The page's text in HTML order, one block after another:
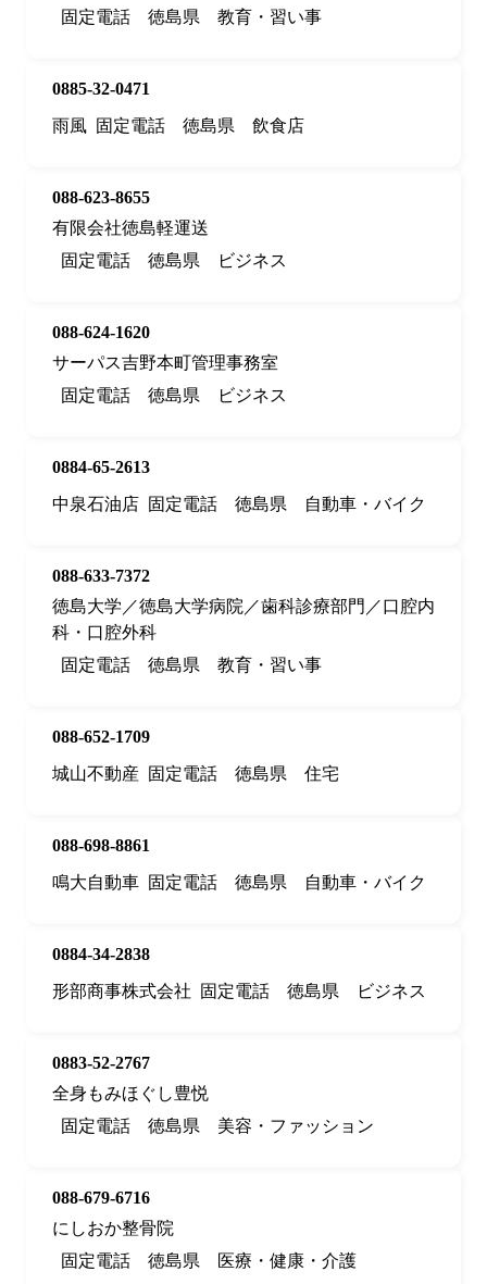
固定電話
徳島県 教育・習い事
0885-32-0471
雨風 固定電話 徳島県 飲食店
088-623-8655
有限会社徳島軽運送
固定電話
徳島県 ビジネス
088-624-1620
サーパス吉野本町管理事務室
固定電話
徳島県 ビジネス
0884-65-2613
中泉石油店 固定電話 徳島県 自動車・バイク
088-633-7372
徳島大学／徳島大学病院／歯科診療部門／口腔内
科・口腔外科
固定電話
徳島県 教育・習い事
088-652-1709
城山不動産 固定電話 徳島県 住宅
088-698-8861
鳴大自動車 固定電話 徳島県 自動車・バイク
0884-34-2838
形部商事株式会社
固定電話 徳島県 ビジネス
0883-52-2767
全身もみほぐし豊悦
固定電話
徳島県 美容・ファッション
088-679-6716
にしおか整骨院
固定電話
徳島県 医療・健康・介護